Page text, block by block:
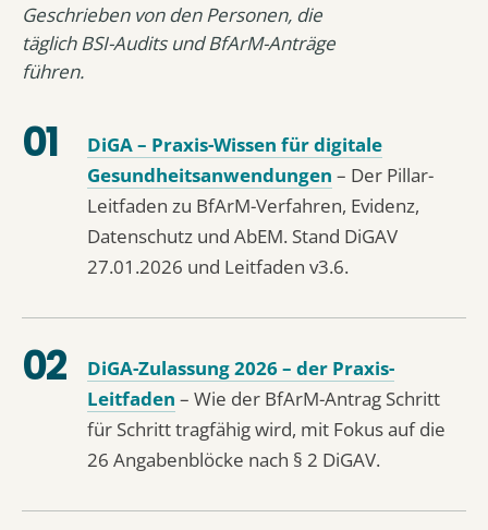
Geschrieben von den Personen, die
täglich BSI-Audits und BfArM-Anträge
führen.
DiGA – Praxis-Wissen für digitale
Gesundheitsanwendungen – Der Pillar-
Leitfaden zu BfArM-Verfahren, Evidenz,
Datenschutz und AbEM. Stand DiGAV
27.01.2026 und Leitfaden v3.6.
DiGA-Zulassung 2026 – der Praxis-
Leitfaden – Wie der BfArM-Antrag Schritt
für Schritt tragfähig wird, mit Fokus auf die
26 Angabenblöcke nach § 2 DiGAV.